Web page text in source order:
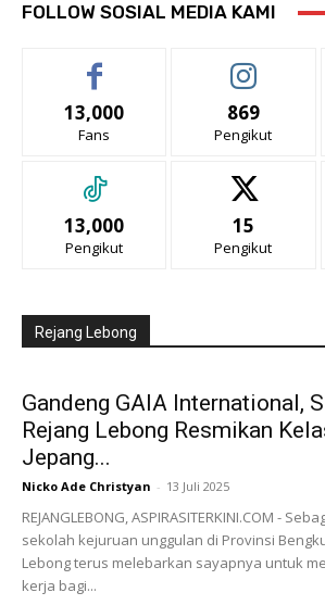
FOLLOW SOSIAL MEDIA KAMI
13,000
Fans
869
Pengikut
13,000
Pengikut
15
Pengikut
Rejang Lebong
Gandeng GAIA International,
Rejang Lebong Resmikan
Jepang...
Nicko Ade Christyan - 13 Juli 2025
REJANGLEBONG, ASPIRASITERKINI.COM -
sekolah kejuruan unggulan di Provinsi
Lebong terus melebarkan sayapnya untuk
kerja bagi...